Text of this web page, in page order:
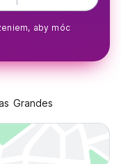
aby móc
Grandes